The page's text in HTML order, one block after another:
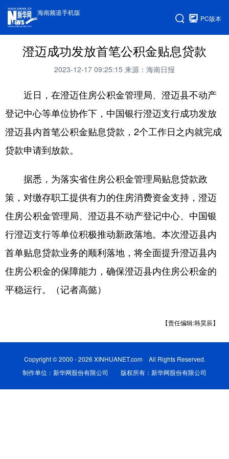
海南频道手机版
PC版本
澄迈成功发放首笔公积金贴息贷款
2023-12-17 09:25:15 来源：海南日报
近日，在澄迈住房公积金管理局、澄迈县不动产
登记中心等单位协作下，中国银行澄迈支行成功发放
澄迈县内首笔公积金贴息贷款，2个工作日之内就完成
贷款申请到放款。
据悉，为落实省住房公积金管理局贴息贷款政
策，对缴存职工提供有力的住房消费资金支持，澄迈
住房公积金管理局、澄迈县不动产登记中心、中国银
行澄迈支行等单位积极推动新政落地。本次澄迈县内
首单贴息贷款业务的顺利落地，将全面提升澄迈县内
住房公积金的保障能力，确保澄迈县内住房公积金的
平稳运行。（记者高懿）
【责任编辑:韩昊辰】
Copyright © 2000 - 2026 XINHUANET.com All Rights Reserved.
制作单位：新华网股份有限公司 版权所有：新华网股份有限公司